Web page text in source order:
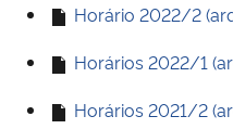
Ministério do Desenvolvimento
Controladoria-Geral da União
Horário 2022/2
Horários 2022/1
Horários 2021/2